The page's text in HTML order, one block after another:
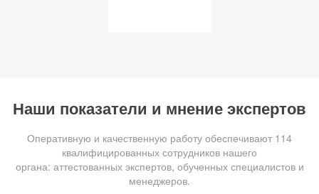
Наши показатели и мнение экспертов
Оперативную и качественную работу обеспечивают 114
квалифицированных сотрудников нашего
органа: аттестованных экспертов, обученных специалистов и
менеджеров.